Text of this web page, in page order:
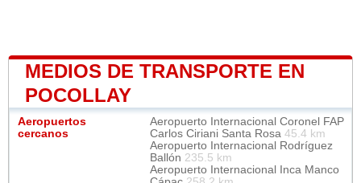
MEDIOS DE TRANSPORTE EN
POCOLLAY
Aeropuertos
cercanos
Aeropuerto Internacional Coronel FAP
Carlos Ciriani Santa Rosa 45.4 km
Aeropuerto Internacional Rodríguez
Ballón 235.5 km
Aeropuerto Internacional Inca Manco